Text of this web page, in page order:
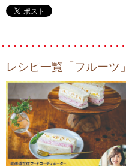
レシピ一覧「フルーツ」